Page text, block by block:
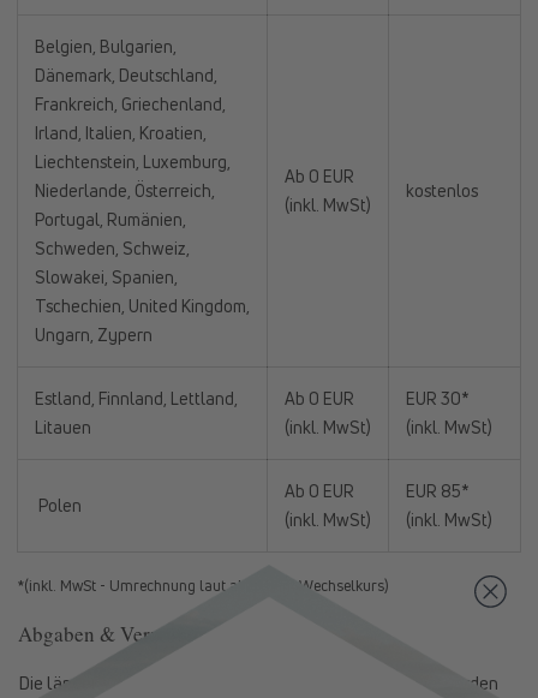
Belgien, Bulgarien,
Dänemark, Deutschland,
Frankreich, Griechenland,
Irland, Italien, Kroatien,
Liechtenstein, Luxemburg,
Niederlande, Österreich,
Portugal, Rumänien,
Schweden, Schweiz,
Slowakei, Spanien,
Tschechien, United Kingdom,
Ungarn, Zypern
Ab 0 EUR
(inkl. MwSt)
kostenlos
Estland, Finnland, Lettland,
Litauen
Ab 0 EUR
(inkl. MwSt)
EUR 30*
(inkl. MwSt)
Polen
Ab 0 EUR
(inkl. MwSt)
EUR 85*
(inkl. MwSt)
*(inkl. MwSt - Umrechnung laut aktuellem Wechselkurs)
Abgaben & Verzollung
Die länderspezifischen, steuerrechtlichen Regelungen werden